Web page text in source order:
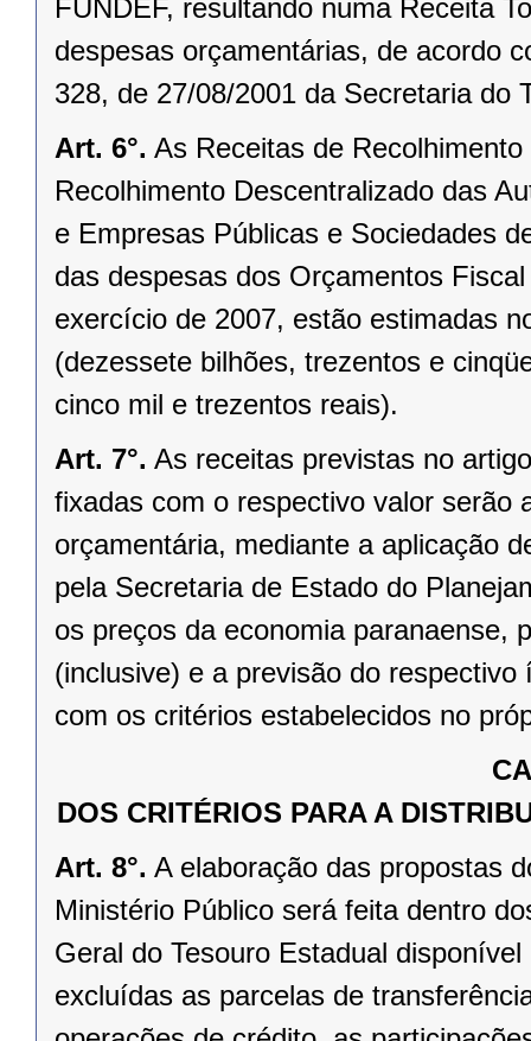
FUNDEF, resultando numa Receita
despesas orçamentárias, de acordo
328, de 27/08/2001 da Secretaria do
Art. 6°. As Receitas de
Recolhimento Descentralizado das
e Empresas Públicas e Sociedades
das despesas dos Orçamentos
exercício de 2007, estão estimadas
(dezessete bilhões, trezentos e
cinco mil e trezentos reais).
Art. 7°. As receitas previstas no
fixadas com o respectivo valor serão
orçamentária, mediante a aplicação
pela Secretaria de Estado do
os preços da economia paranaense,
(inclusive) e a previsão do
com os critérios estabelecidos no
DOS CRITÉRIOS PARA A
Art. 8°. A elaboração das propostas
Ministério Público será feita dentro
Geral do Tesouro Estadual
excluídas as parcelas de